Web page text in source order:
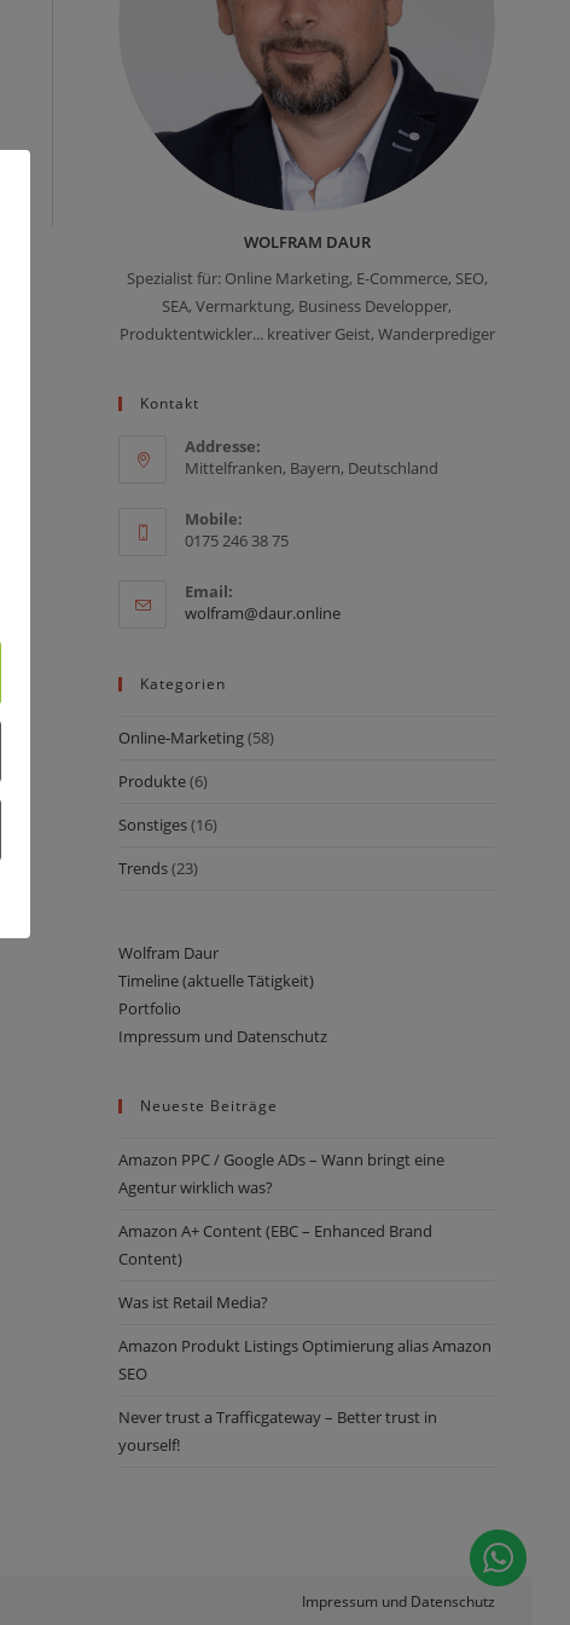
WOLFRAM DAUR
Spezialist für: Online Marketing, E-Commerce, SEO,
SEA, Vermarktung, Business Developper,
Produktentwickler... kreativer Geist, Wanderprediger
Kontakt
Addresse:
Mittelfranken, Bayern, Deutschland
Mobile:
0175 246 38 75
Email:
wolfram@daur.onlineOpens
Kategorien
Online-Marketing(58)
Produkte(6)
Sonstiges(16)
Trends(23)
Wolfram Daur
Timeline (aktuelle Tätigkeit)
Portfolio
Impressum und Datenschutz
Neueste Beiträge
Amazon PPC / Google ADs – Wann bringt eine
Agentur wirklich was?
Amazon ­­­A+ Content (EBC – Enhanced Brand
Content)
Was ist Retail Media?
Amazon Produkt Listings Optimierung alias Amazon
SEO
Never trust a Trafficgateway – Better trust in
yourself!
Impressum und Datenschutz